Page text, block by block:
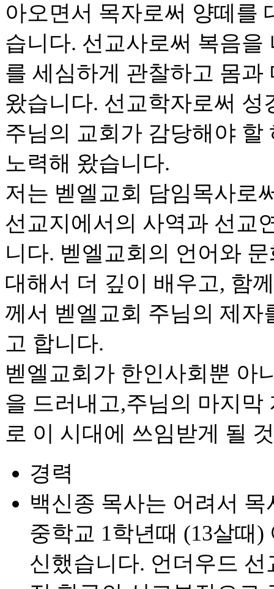
아오면서 목자로써 양떼를
습니다. 선교사로써 복음
를 세심하게 관찰하고 몸
왔습니다. 선교학자로써
주님의 교회가 감당해야
노력해 왔습니다.
저는 벧엘교회 담임목사로
선교지에서의 사역과 선교
니다. 벧엘교회의 언어와
대해서 더 깊이 배우고, 함
께서 벧엘교회 주님의 제
고 합니다.
벧엘교회가 한인사회뿐 아
을 드러내고,주님의 마지
로 이 시대에 쓰임받게 될
경력
백신종 목사는 어려서
중학교 1학년때 (13살때
신했습니다. 언더우드